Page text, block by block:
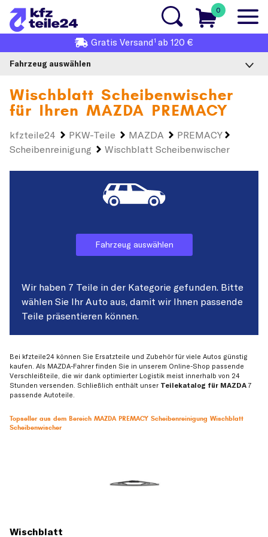
0
Gratis Versand1 ab 120 €
Fahrzeug auswählen
Wischblatt Scheibenwischer
für Ihren MAZDA PREMACY
kfzteile24 PKW-Teile MAZDA
PREMACY
Scheibenreinigung
Wischblatt Scheibenwischer
Fahrzeug auswählen
Wir haben 7 Teile in der Kategorie gefunden. Bitte
wählen Sie Ihr Auto aus, damit wir Ihnen passende
Teile präsentieren können.
Bei kfzteile24 können Sie Ersatzteile und Zubehör für viele Autos günstig
kaufen. Als MAZDA-Fahrer finden Sie in unserem Online-Shop passende
Verschleißteile, die wir dank optimierter Logistik meist innerhalb von 24
Stunden versenden. Schließlich enthält unser Teilekatalog für MAZDA7
passende Autoteile.
Topseller aus dem Bereich MAZDA PREMACY Scheibenreinigung Wischblatt
Scheibenwischer
Wischblatt